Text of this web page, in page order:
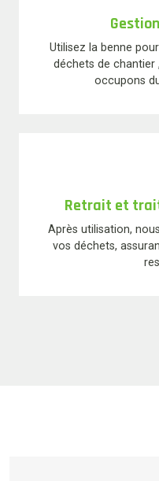
Utilisez la benne
déchets de chantier
occupons
Retrait et
Après utilisation,
vos déchets,